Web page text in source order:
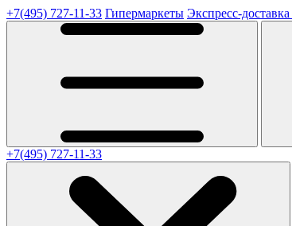
+7(495) 727-11-33 Гипермаркеты Экспресс-доставка
+7(495) 727-11-33